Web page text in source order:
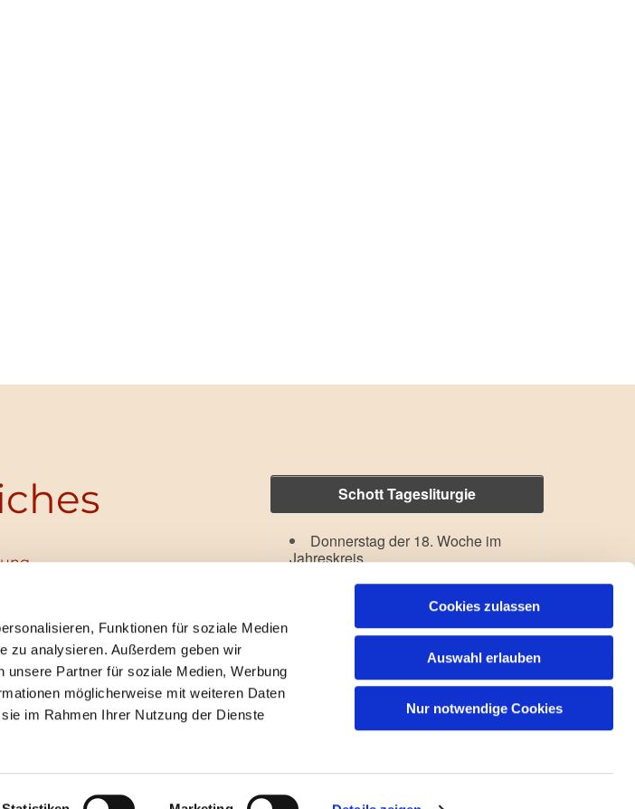
Funktionen für soziale Medien
zu analysieren. Außerdem geben wir
unsere Partner für soziale Medien, Werbung
möglicherweise mit weiteren Daten
im Rahmen Ihrer Nutzung der Dienste
Cookies zulassen
Auswahl erlauben
Nur notwendige Cookies
Schott Tagesliturgie
Donnerstag der 18. Woche im
Jahreskreis
Lesejahr: A II, Stb: II. Woche
ChurchDesk-Login